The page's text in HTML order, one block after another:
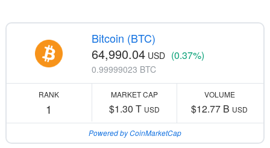
Bitcoin (BTC)
64,990.04 USD (0.37%)
0.99999023 BTC
RANK
1
MARKET CAP
$1.30 T USD
VOLUME
$12.77 B USD
Powered by CoinMarketCap